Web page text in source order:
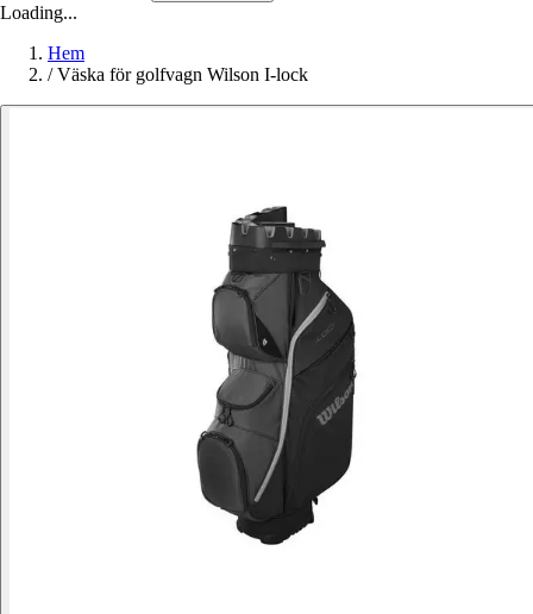
Loading...
Hem
/ Väska för golfvagn Wilson I-lock